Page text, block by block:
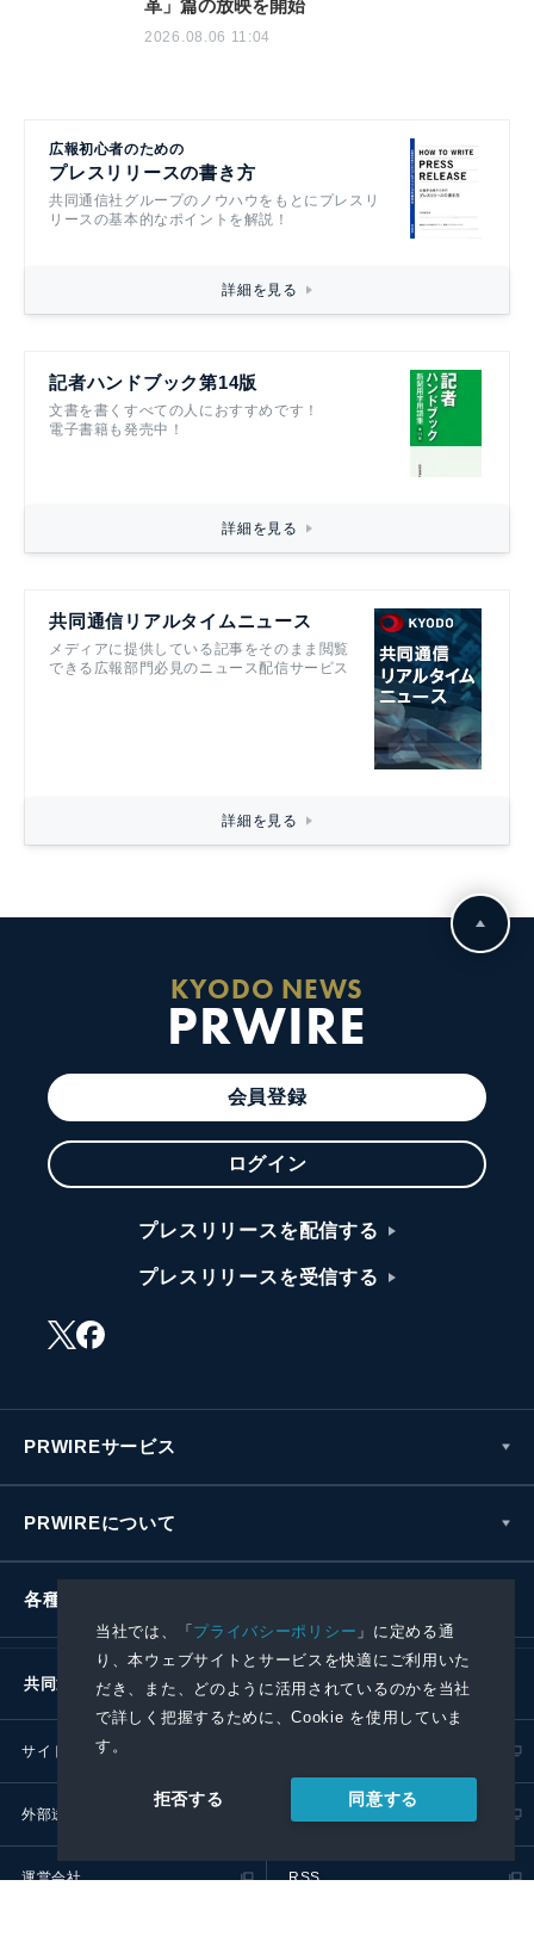
当社では、「プライバシーポリシー 」に定める通
り、本ウェブサイトとサービスを快適にご利用いた
だき、また、どのように活用されているのかを当社
で詳しく把握するために、Cookie を使用していま
す。
拒否する 同意する
革」篇の放映を開始
2026.08.06 11:04
広報初心者のための
プレスリリースの書き方
共同通信社グループのノウハウをもとにプレスリ
リースの基本的なポイントを解説！
詳細を見る
記者ハンドブック第14版
文書を書くすべての人におすすめです！
電子書籍も発売中！
詳細を見る
共同通信リアルタイムニュース
メディアに提供している記事をそのまま閲覧
できる広報部門必見のニュース配信サービス
詳細を見る
KYODO NEWS
PRWIRE
会員登録
ログイン
プレスリリースを配信する
プレスリリースを受信する
PRWIREサービス
PRWIREについて
各種お問い合わせ
共同通信社グループ
サイトポリシー
外部送信ポリシー
運営会社 RSS